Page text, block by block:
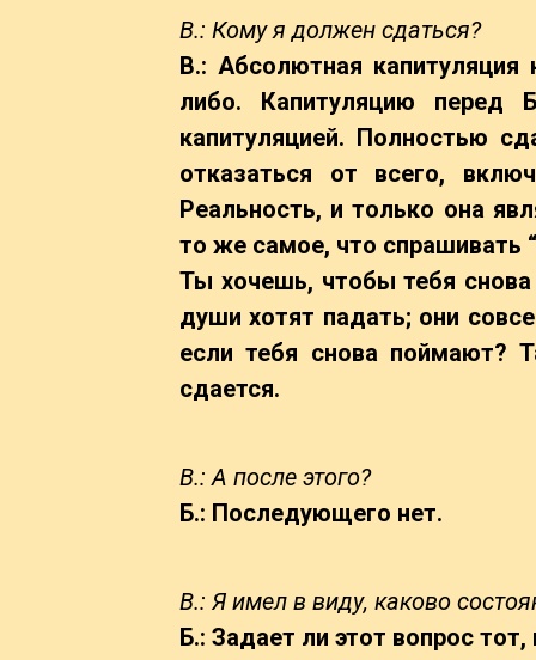
В.: Кому я должен сдаться?
B.: Абсолютная
либо. Капитуляцию перед
капитуляцией. Полностью
отказаться от всего,
Реальность, и только она
то же самое, что спрашивать
Ты хочешь, чтобы тебя снова
души хотят падать; они
если тебя снова поймают?
сдается.
В.: А после этого?
Б.: Последующего нет.
В.: Я имел в виду, каково
Б.: Задает ли этот вопрос